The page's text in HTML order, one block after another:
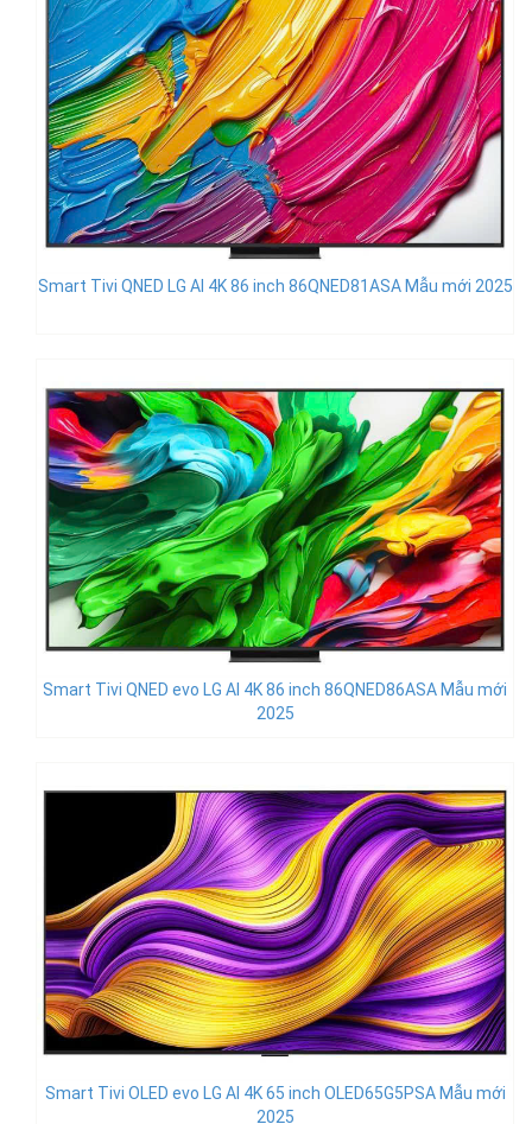
Smart Tivi QNED LG AI 4K 86 inch 86QNED81ASA Mẫu mới 2025
Smart Tivi QNED evo LG AI 4K 86 inch 86QNED86ASA Mẫu mới
2025
Smart Tivi OLED evo LG AI 4K 65 inch OLED65G5PSA Mẫu mới
2025